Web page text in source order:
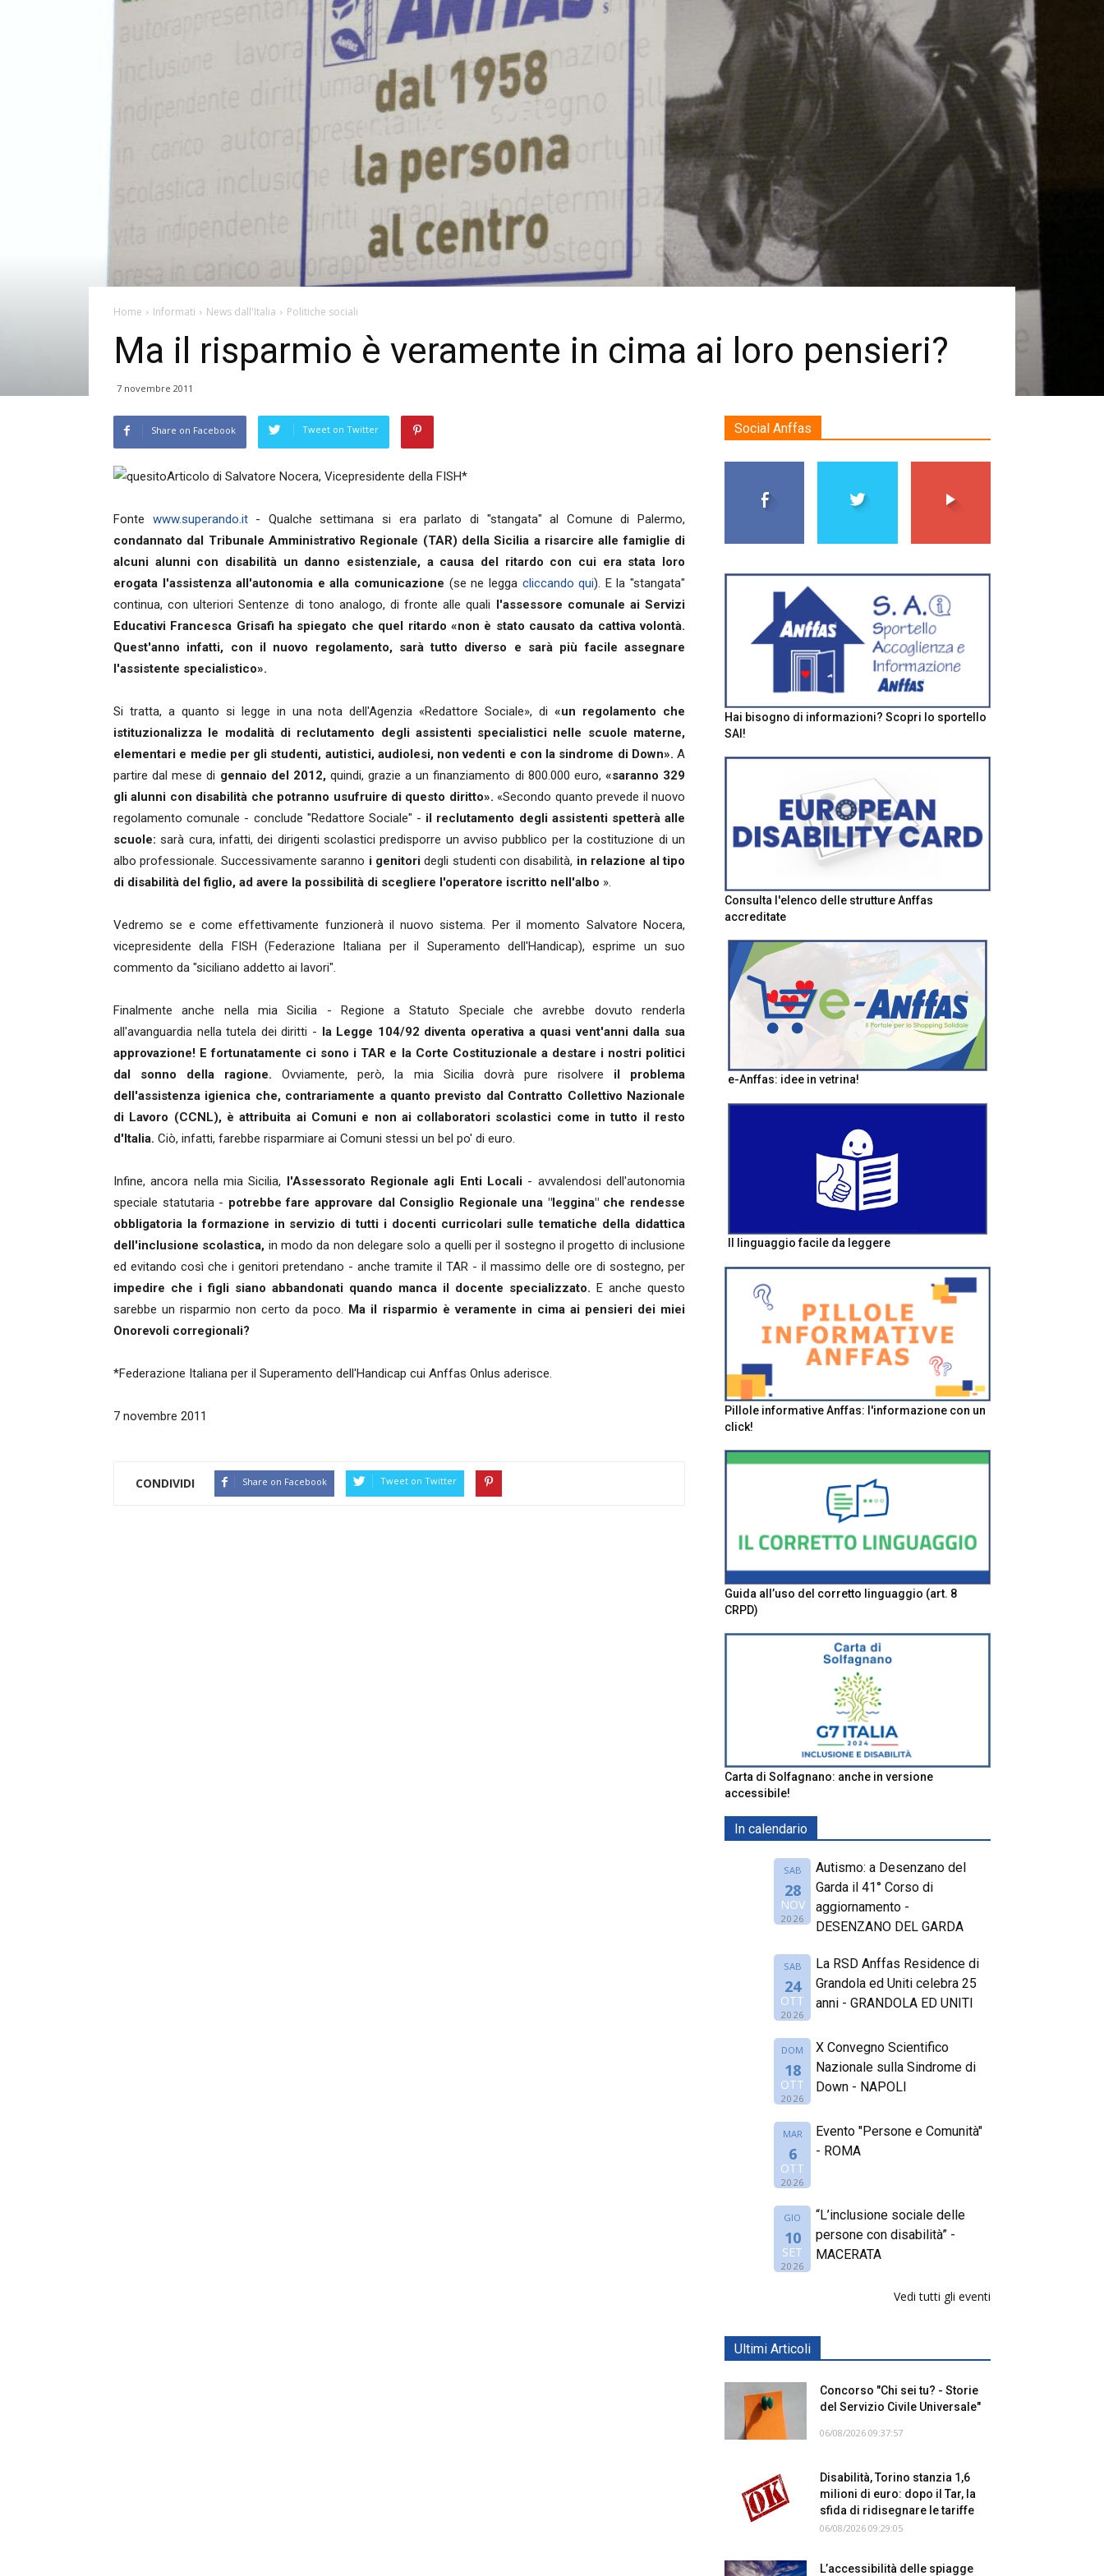
Home Informati News dall'Italia Politiche sociali
Ma il risparmio è veramente in cima ai loro pensieri?
7 novembre 2011
Share on Facebook Tweet on Twitter
Articolo di Salvatore Nocera, Vicepresidente della FISH*
Fonte www.superando.it- Qualche settimana si era parlato di "stangata" al Comune di Palermo,
condannato dal Tribunale Amministrativo Regionale (TAR) della Sicilia a risarcire alle famiglie di
alcuni alunni con disabilità un danno esistenziale, a causa del ritardo con cui era stata loro
erogata l'assistenza all'autonomia e alla comunicazione (se ne legga cliccando qui). E la "stangata"
continua, con ulteriori Sentenze di tono analogo, di fronte alle quali
l'assessore comunale ai Servizi
Educativi Francesca Grisafi ha spiegato che quel ritardo «non è stato causato da cattiva volontà.
Quest'anno infatti, con il nuovo regolamento, sarà tutto diverso e sarà più facile assegnare
l'assistente specialistico».
Si tratta, a quanto si legge in una nota dell'Agenzia «Redattore Sociale», di«un regolamento che
istituzionalizza le modalità di reclutamento degli assistenti specialistici nelle scuole materne,
elementari e medie per gli studenti, autistici, audiolesi, non vedenti e con la sindrome di Down». A
partire dal mese di gennaio del 2012,quindi, grazie a un finanziamento di 800.000 euro, «saranno 329
gli alunni con disabilità che potranno usufruire di questo diritto». «Secondo quanto prevede il nuovo
regolamento comunale - conclude "Redattore Sociale" - il reclutamento degli assistenti spetterà alle
scuole: sarà cura, infatti, dei dirigenti scolastici predisporre un avviso pubblico per la costituzione di un
albo professionale. Successivamente saranno i genitoridegli studenti con disabilità, in relazione al tipo
di disabilità del figlio, ad avere la possibilità di scegliere l'operatore iscritto nell'albo ».
Vedremo se e come effettivamente funzionerà il nuovo sistema. Per il momento Salvatore Nocera,
vicepresidente della FISH (Federazione Italiana per il Superamento dell'Handicap), esprime un suo
commento da "siciliano addetto ai lavori".
Finalmente anche nella mia Sicilia - Regione a Statuto Speciale che avrebbe dovuto renderla
all'avanguardia nella tutela dei diritti -
la Legge 104/92 diventa operativa a quasi vent'anni dalla sua
approvazione! E fortunatamente ci sono i TAR e la Corte Costituzionale a destare i nostri politici
dal sonno della ragione.Ovviamente, però, la mia Sicilia dovrà pure risolvere il problema
dell'assistenza igienica che, contrariamente a quanto previsto dal Contratto Collettivo Nazionale
di Lavoro (CCNL), è attribuita ai Comuni e non ai collaboratori scolastici come in tutto il resto
d'Italia. Ciò, infatti, farebbe risparmiare ai Comuni stessi un bel po' di euro.
Infine, ancora nella mia Sicilia, l'Assessorato Regionale agli Enti Locali - avvalendosi dell'autonomia
speciale statutaria - potrebbe fare approvare dal Consiglio Regionale una "leggina" che rendesse
obbligatoria la formazione in servizio di tutti i docenti curricolari sulle tematiche della didattica
dell'inclusione scolastica, in modo da non delegare solo a quelli per il sostegno il progetto di inclusione
ed evitando così che i genitori pretendano - anche tramite il TAR - il massimo delle ore di sostegno, per
impedire che i figli siano abbandonati quando manca il docente specializzato. E anche questo
sarebbe un risparmio non certo da poco. Ma il risparmio è veramente in cima ai pensieri dei miei
Onorevoli corregionali?
*Federazione Italiana per il Superamento dell'Handicap cui Anffas Onlus aderisce.
7 novembre 2011
CONDIVIDI Share on Facebook Tweet on Twitter
Social Anffas
Hai bisogno di informazioni? Scopri lo sportello
SAI!
Consulta l'elenco delle strutture Anffas
accreditate
e-Anffas: idee in vetrina!
Il linguaggio facile da leggere
Pillole informative Anffas: l'informazione con un
click!
Guida all’uso del corretto linguaggio (art. 8
CRPD)
Carta di Solfagnano: anche in versione
accessibile!
In calendario
SAB
28
NOV
2026
Autismo: a Desenzano del
Garda il 41° Corso di
aggiornamento -
DESENZANO DEL GARDA
SAB
24
OTT
2026
La RSD Anffas Residence di
Grandola ed Uniti celebra 25
anni - GRANDOLA ED UNITI
DOM
18
OTT
2026
X Convegno Scientifico
Nazionale sulla Sindrome di
Down - NAPOLI
MAR
6
OTT
2026
Evento "Persone e Comunità"
- ROMA
GIO
10
SET
2026
“L’inclusione sociale delle
persone con disabilità” -
MACERATA
Vedi tutti gli eventi
Ultimi Articoli
Concorso "Chi sei tu? - Storie
del Servizio Civile Universale"
06/08/2026 09:37:57
Disabilità, Torino stanzia 1,6
milioni di euro: dopo il Tar, la
sfida di ridisegnare le tariffe
06/08/2026 09:29:05
L’accessibilità delle spiagge